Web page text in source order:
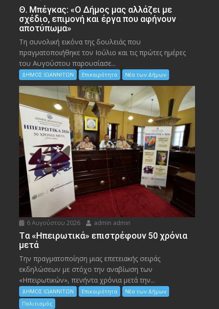
Θ. Μπέγκας: «Ο Δήμος μας αλλάζει με
σχέδιο, επιμονή και έργα που αφήνουν
αποτύπωμα»
Τη συνολική εικόνα της δουλειάς που
πραγματοποιήθηκε τον Ιούλιο και τις πρώτες ημέρες
του Αυγούστου παρουσίασε...
ΔΗΜΟΣ ΙΩΑΝΝΙΤΩΝ Επικαιρότητα Νέα των Δήμων
6 Αυγούστου 2026 admin admin
Tα «Ηπειρωτικά» επιστρέφουν 50 χρόνια
μετά
Την πραγματοποίηση μιας επετειακής σειράς
εκδηλώσεων με στόχο την αναβίωση των
«Ηπειρωτικών», πενήντα χρόνια μετά την...
ΔΗΜΟΣ ΙΩΑΝΝΙΤΩΝ Επικαιρότητα
Νέα των Δήμων
Πολιτισμός